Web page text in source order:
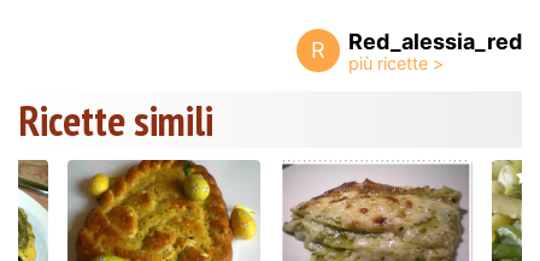
R Red_alessia_red
Ricette simili